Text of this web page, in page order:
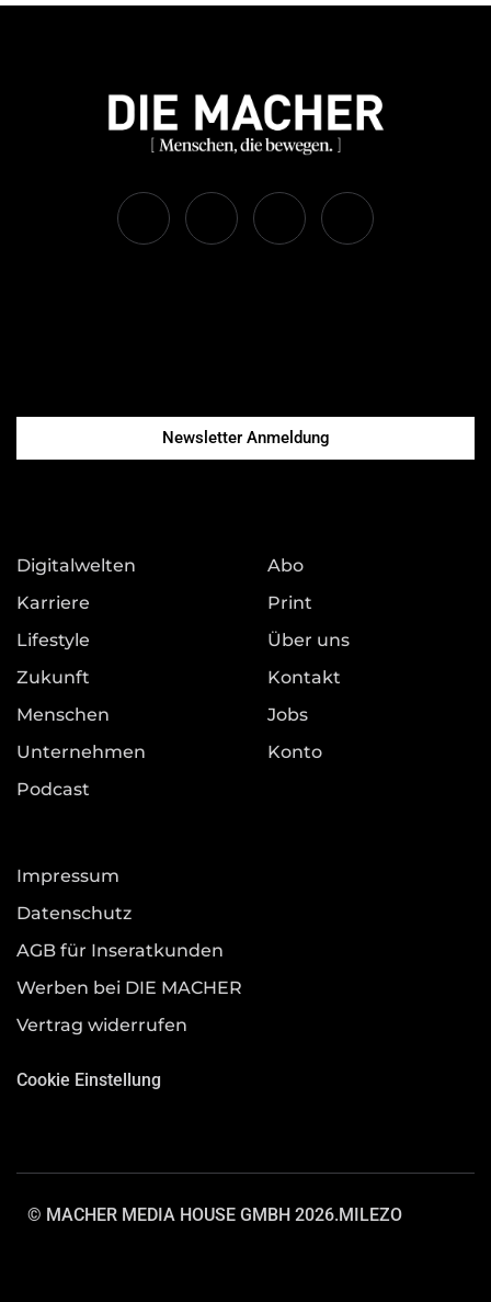
Newsletter Anmeldung
Digitalwelten
Karriere
Lifestyle
Zukunft
Menschen
Unternehmen
Podcast
Abo
Print
Über uns
Kontakt
Jobs
Konto
Impressum
Datenschutz
AGB für Inseratkunden
Werben bei DIE MACHER
Vertrag widerrufen
Cookie Einstellung
© MACHER MEDIA HOUSE GMBH 2026.MILEZO